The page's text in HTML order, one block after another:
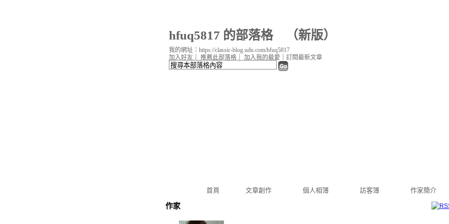
hfuq5817 的部落格（新版）
首頁 文章創作 個人相簿 訪客簿 作家簡介
加入好友 推薦此部落格 加入我的最愛 訂閱最新文章
我的網址：https://classic-blog.udn.com/hfuq5817
作家